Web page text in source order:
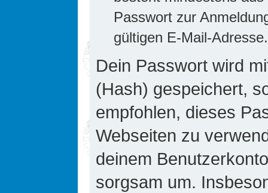
Passwort zur
gültigen E-Mail-Adresse.
Dein Passwort wird
(Hash) gespeichert,
empfohlen, dieses
Webseiten zu
deinem
sorgsam um.